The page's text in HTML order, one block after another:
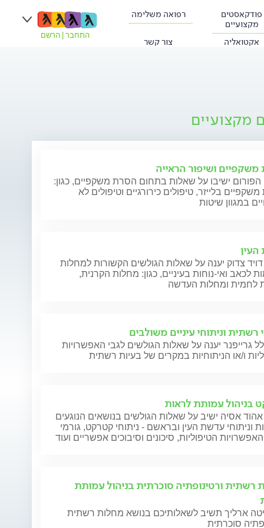
פודקאסטים
מקצועיים
רפואה משלימה
אקטואליה צור קשר
התחבר הרשם
מקצועיים
ושיפור הראייה
הפורום ישיבו על שאלות בתחום הסרת משקפיים, כגון:
בלייזר, טיפולים כירורגיים וטיפולים לא
העין
צדוק יענה על שאלות הגולשים הקשורות למחלות
לכאב ואי-נוחות בעיניים, כגון: מחלות הקרנית,
לחמית ומחלות העדשה
רשתית וניתוחי עיניים משולבים
גרייפנר יענה על שאלות הגולשים לגבי האפשרויות
ו/או הניתוחיות במקרים של בעיות רשתית
בניהול עמותת לראות
אסיה ישיב על שאלות הגולשים בנושאים הנוגעים
וניתוחי עדשת העין ובראשם - ניתוחי קטרקט, גורמי
האפשרויות הטיפוליות, סיכונים וסיבוכים אפשריים ועוד
רשתית ורטינופתיה סוכרתית בניהול עמותת
ארליך תשיב לשאלותיכם בנושא מחלות רשתית
סוכרתית